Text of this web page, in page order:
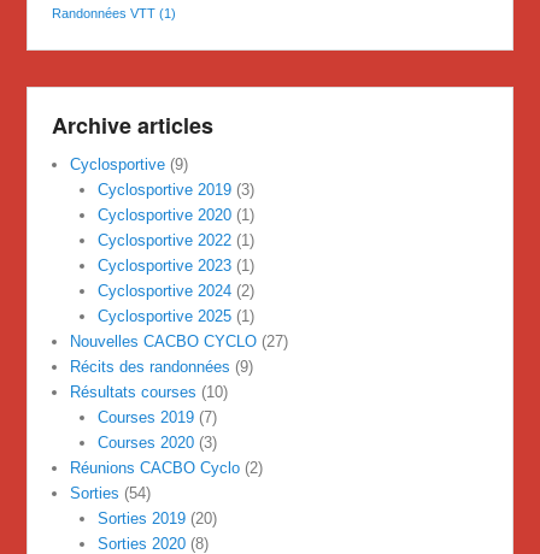
Randonnées VTT (1)
Archive articles
Cyclosportive (9)
Cyclosportive 2019(3)
Cyclosportive 2020(1)
Cyclosportive 2022(1)
Cyclosportive 2023(1)
Cyclosportive 2024(2)
Cyclosportive 2025(1)
Nouvelles CACBO CYCLO (27)
Récits des randonnées (9)
Résultats courses (10)
Courses 2019(7)
Courses 2020(3)
Réunions CACBO Cyclo (2)
Sorties (54)
Sorties 2019(20)
Sorties 2020(8)